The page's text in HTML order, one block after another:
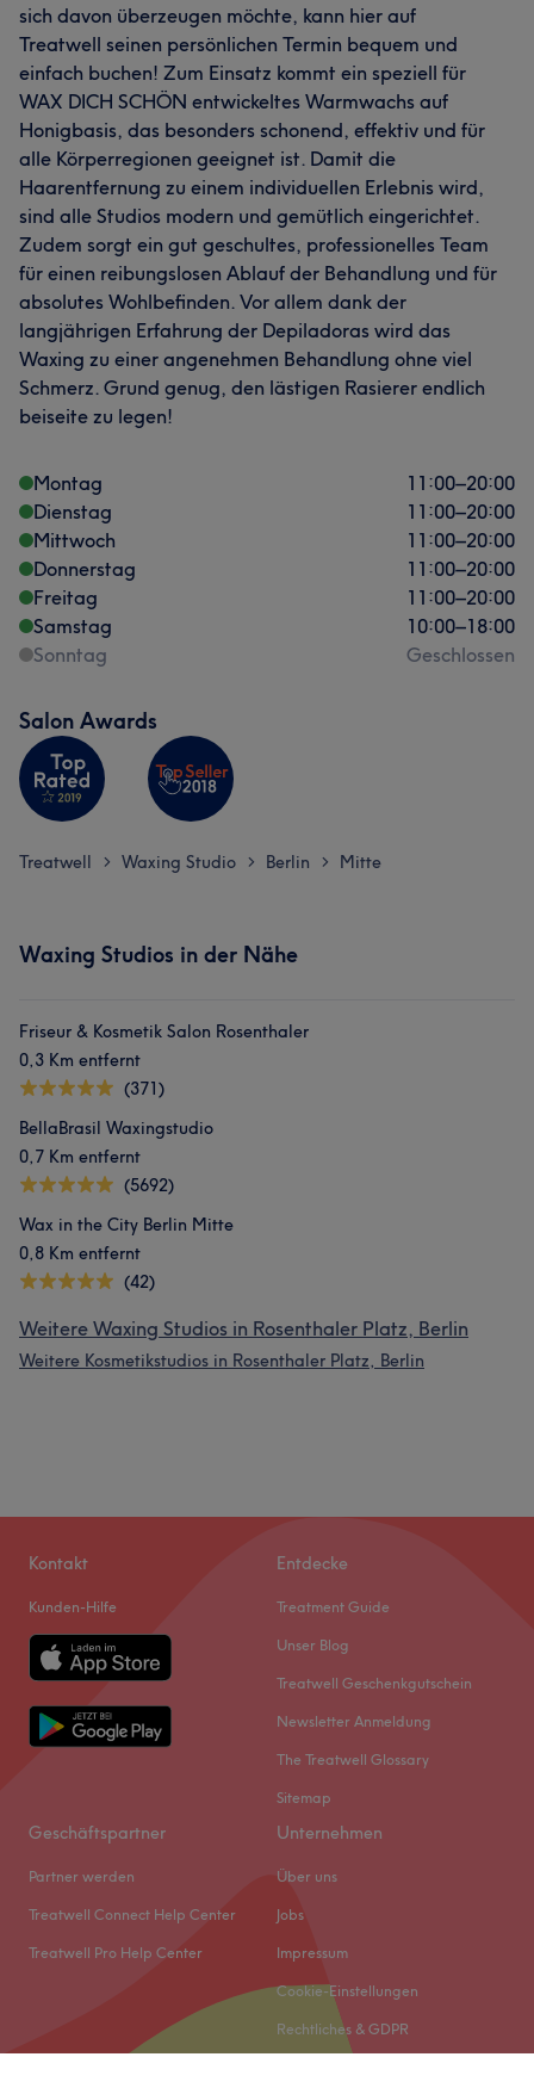
sich davon überzeugen möchte, kann hier auf
Treatwell seinen persönlichen Termin bequem und
einfach buchen! Zum Einsatz kommt ein speziell für
WAX DICH SCHÖN entwickeltes Warmwachs auf
Honigbasis, das besonders schonend, effektiv und für
alle Körperregionen geeignet ist. Damit die
Haarentfernung zu einem individuellen Erlebnis wird,
sind alle Studios modern und gemütlich eingerichtet.
Zudem sorgt ein gut geschultes, professionelles Team
für einen reibungslosen Ablauf der Behandlung und für
absolutes Wohlbefinden. Vor allem dank der
langjährigen Erfahrung der Depiladoras wird das
Waxing zu einer angenehmen Behandlung ohne viel
Schmerz. Grund genug, den lästigen Rasierer endlich
beiseite zu legen!
Montag 11:00–20:00
Dienstag
11:00–20:00
Mittwoch
11:00–20:00
Donnerstag
11:00–20:00
Freitag
11:00–20:00
Samstag
10:00–18:00
Sonntag
Geschlossen
Salon Awards
Treatwell > Waxing Studio > Berlin > Mitte
Waxing Studios in der Nähe
Friseur & Kosmetik Salon Rosenthaler
0,3 Km entfernt
(371)
BellaBrasil Waxingstudio
0,7 Km entfernt
(5692)
Wax in the City Berlin Mitte
0,8 Km entfernt
(42)
Weitere Waxing Studios in Rosenthaler Platz, Berlin
Weitere Kosmetikstudios in Rosenthaler Platz, Berlin
Kontakt
Kunden-Hilfe
Entdecke
Treatment Guide
Unser Blog
Treatwell Geschenkgutschein
Newsletter Anmeldung
The Treatwell Glossary
Sitemap
Geschäftspartner
Partner werden
Treatwell Connect Help Center
Treatwell Pro Help Center
Unternehmen
Über uns
Jobs
Impressum
Cookie-Einstellungen
Rechtliches & GDPR